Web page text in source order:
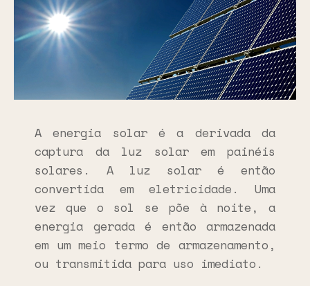
A energia solar é a derivada da
captura da luz solar em painéis
solares. A luz solar é então
convertida em eletricidade. Uma
vez que o sol se põe à noite, a
energia gerada é então armazenada
em um meio termo de armazenamento,
ou transmitida para uso imediato.